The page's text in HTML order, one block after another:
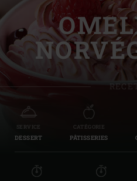
SERVICE
DESSERT
CATÉGORIE
PÂTISSERIES